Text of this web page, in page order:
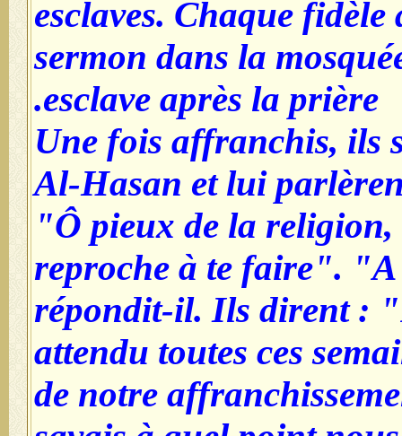
esclaves. Chaque
sermon dans la
esclave après la prière.
Une fois affranchis, ils
Al-Hasan et lui
"Ô pieux de la religion,
reproche à te faire".
répondit-il. Ils dirent :
attendu toutes ces
de notre